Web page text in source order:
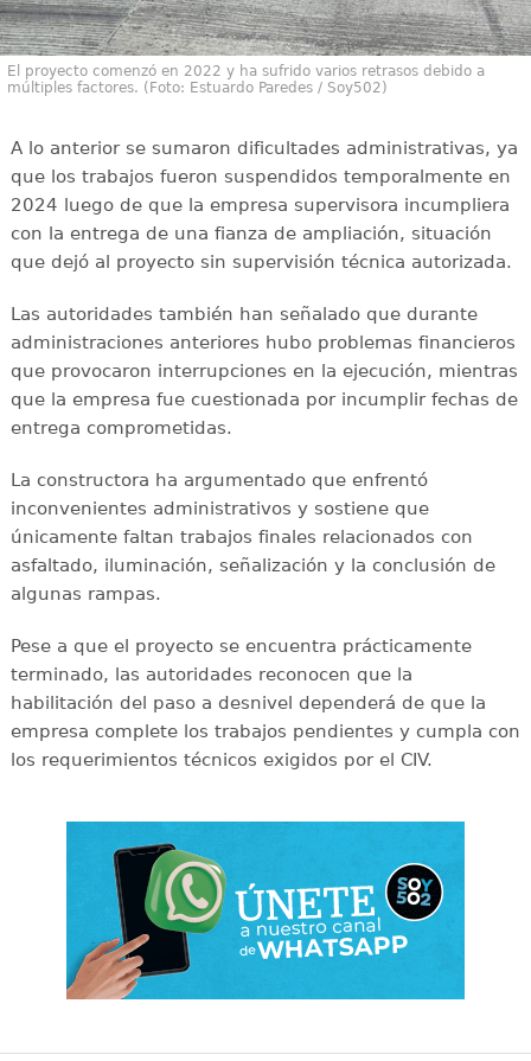
El proyecto comenzó en 2022 y ha sufrido varios retrasos debido a
múltiples factores. (Foto: Estuardo Paredes / Soy502)
A lo anterior se sumaron dificultades administrativas, ya
que los trabajos fueron suspendidos temporalmente en
2024 luego de que la empresa supervisora incumpliera
con la entrega de una fianza de ampliación, situación
que dejó al proyecto sin supervisión técnica autorizada.
Las autoridades también han señalado que durante
administraciones anteriores hubo problemas financieros
que provocaron interrupciones en la ejecución, mientras
que la empresa fue cuestionada por incumplir fechas de
entrega comprometidas.
La constructora ha argumentado que enfrentó
inconvenientes administrativos y sostiene que
únicamente faltan trabajos finales relacionados con
asfaltado, iluminación, señalización y la conclusión de
algunas rampas.
Pese a que el proyecto se encuentra prácticamente
terminado, las autoridades reconocen que la
habilitación del paso a desnivel dependerá de que la
empresa complete los trabajos pendientes y cumpla con
los requerimientos técnicos exigidos por el CIV.